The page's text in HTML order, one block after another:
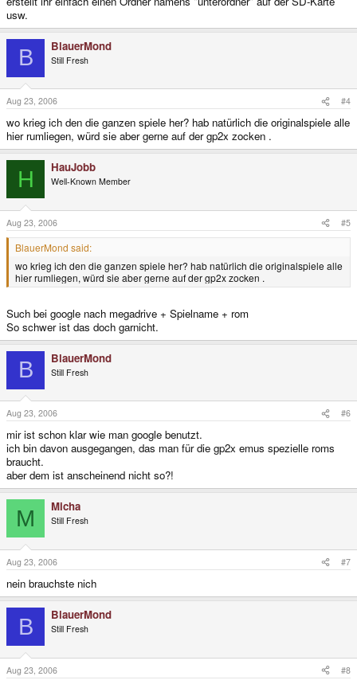
usw.
B BlauerMond
Still Fresh
Aug 23, 2006 #4
wo krieg ich den die ganzen spiele her? hab natürlich die originalspiele alle
hier rumliegen, würd sie aber gerne auf der gp2x zocken .
H HauJobb
Well-Known Member
Aug 23, 2006 #5
BlauerMond said:
wo krieg ich den die ganzen spiele her? hab natürlich die originalspiele alle
hier rumliegen, würd sie aber gerne auf der gp2x zocken .
Such bei google nach megadrive + Spielname + rom
So schwer ist das doch garnicht.
B BlauerMond
Still Fresh
Aug 23, 2006 #6
mir ist schon klar wie man google benutzt.
ich bin davon ausgegangen, das man für die gp2x emus spezielle roms
braucht.
aber dem ist anscheinend nicht so?!
M Micha
Still Fresh
Aug 23, 2006 #7
nein brauchste nich
B BlauerMond
Still Fresh
Aug 23, 2006 #8